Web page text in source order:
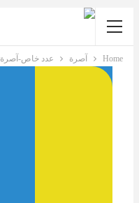
Home آصرة عدد خاص-آصرة